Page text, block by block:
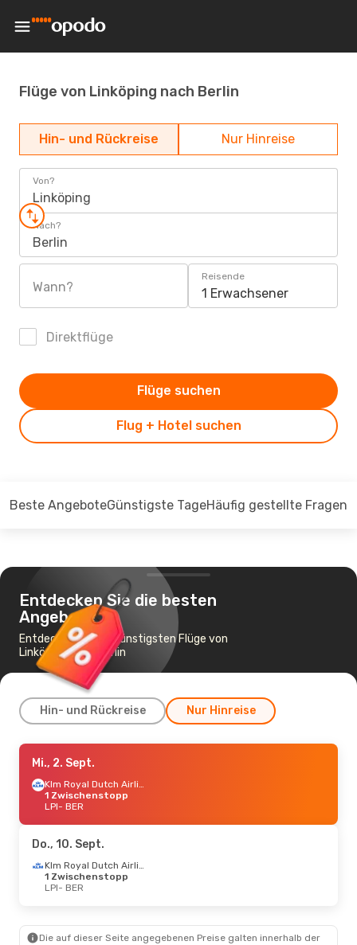
Flüge von Linköping nach Berlin
Hin- und Rückreise Nur Hinreise
Von?
Linköping
Nach?
Berlin
Wann?
Reisende
1 Erwachsener
Direktflüge
Flug + Hotel suchen
Flüge suchen
Beste AngeboteGünstigste TageHäufig gestellte Fragen
Entdecken Sie die besten
Angebote
Entdecken Sie die günstigsten Flüge von
Linköping nach Berlin
Hin- und Rückreise Nur Hinreise
Mo., 21. Sept.
Klm Royal Dutch Airlines
1 Zwischenstopp
LPI- BER
1 Zwischenstopp
BER- LPI
Mi., 2. Sept.
Klm Royal Dutch Airlines
1 Zwischenstopp
LPI- BER
Do., 10. Sept.
Klm Royal Dutch Airlines
1 Zwischenstopp
LPI- BER
Die auf dieser Seite angegebenen Preise galten innerhalb der